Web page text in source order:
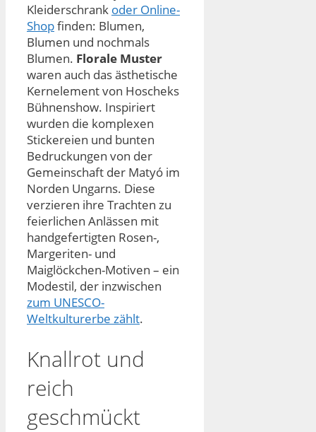
Kleiderschrank oder Online-
Shopfinden: Blumen,
Blumen und nochmals
Blumen. Florale Muster
waren auch das ästhetische
Kernelement von Hoscheks
Bühnenshow. Inspiriert
wurden die komplexen
Stickereien und bunten
Bedruckungen von der
Gemeinschaft der Matyó im
Norden Ungarns. Diese
verzieren ihre Trachten zu
feierlichen Anlässen mit
handgefertigten Rosen-,
Margeriten- und
Maiglöckchen-Motiven – ein
Modestil, der inzwischen
zum UNESCO-
Weltkulturerbe zählt.
Knallrot und
reich
geschmückt